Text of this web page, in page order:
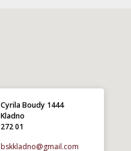
Cyrila Boudy 1444
Kladno
272 01
bskkladno@gmail.com